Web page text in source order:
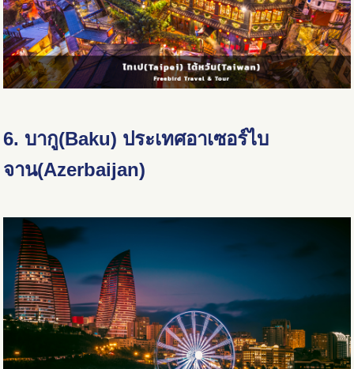
6. บากู(Baku) ประเทศอาเซอร์ไบ
จาน(Azerbaijan)